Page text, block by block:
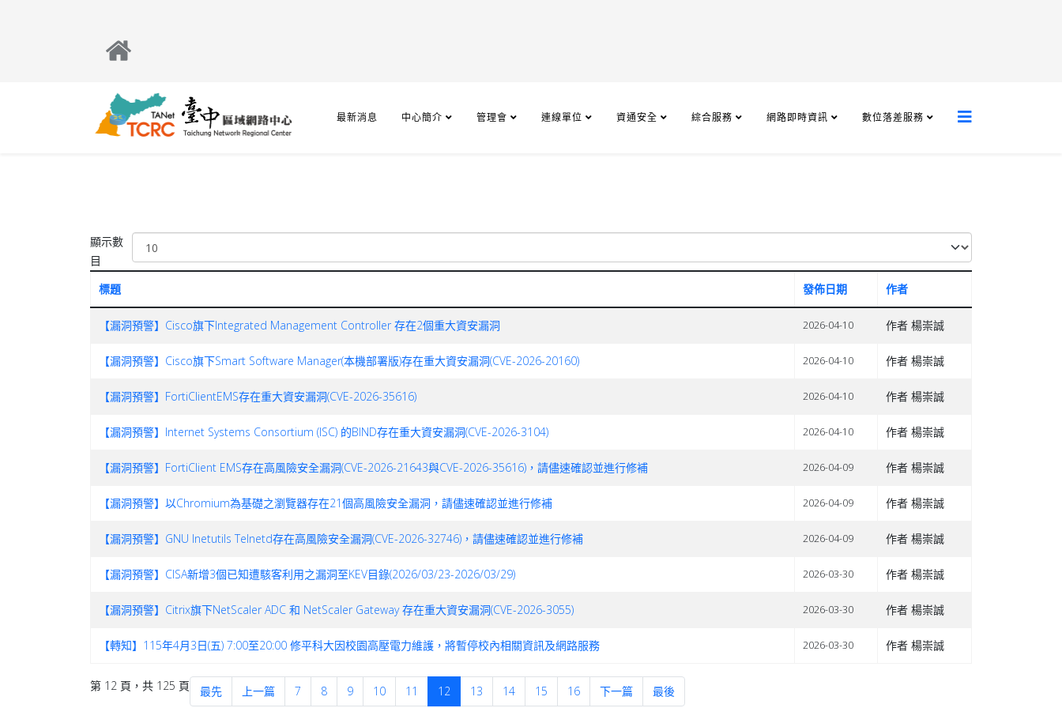
最新消息 中心簡介 管理會 連線單位 資通安全 綜合服務 網路即時資訊 數位落差服務
顯示數
目
標題
發佈日期 作者
【漏洞預警】Cisco旗下Integrated Management Controller 存在2個重大資安漏洞 2026-04-10 作者 楊崇誠
【漏洞預警】Cisco旗下Smart Software Manager(本機部署版)存在重大資安漏洞(CVE-2026-20160) 2026-04-10 作者 楊崇誠
【漏洞預警】FortiClientEMS存在重大資安漏洞(CVE-2026-35616) 2026-04-10 作者 楊崇誠
【漏洞預警】Internet Systems Consortium (ISC) 的BIND存在重大資安漏洞(CVE-2026-3104) 2026-04-10 作者 楊崇誠
【漏洞預警】FortiClient EMS存在高風險安全漏洞(CVE-2026-21643與CVE-2026-35616)，請儘速確認並進行修補 2026-04-09 作者 楊崇誠
【漏洞預警】以Chromium為基礎之瀏覽器存在21個高風險安全漏洞，請儘速確認並進行修補 2026-04-09 作者 楊崇誠
【漏洞預警】GNU Inetutils Telnetd存在高風險安全漏洞(CVE-2026-32746)，請儘速確認並進行修補 2026-04-09 作者 楊崇誠
【漏洞預警】CISA新增3個已知遭駭客利用之漏洞至KEV目錄(2026/03/23-2026/03/29) 2026-03-30 作者 楊崇誠
【漏洞預警】Citrix旗下NetScaler ADC 和 NetScaler Gateway 存在重大資安漏洞(CVE-2026-3055) 2026-03-30 作者 楊崇誠
【轉知】115年4月3日(五) 7:00至20:00 修平科大因校園高壓電力維護，將暫停校內相關資訊及網路服務 2026-03-30 作者 楊崇誠
第 12 頁，共 125 頁 最先 上一篇 7 8 9 10 11 12 13 14 15 16 下一篇 最後